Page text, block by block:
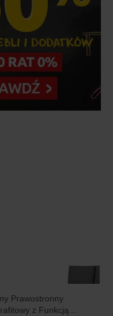
Prawostronny
z Funkcją